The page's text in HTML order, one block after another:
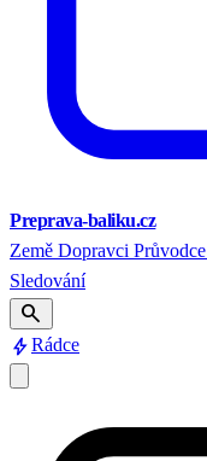
Preprava-baliku.cz
Země Dopravci Průvodce
Sledování
search
boltRádce